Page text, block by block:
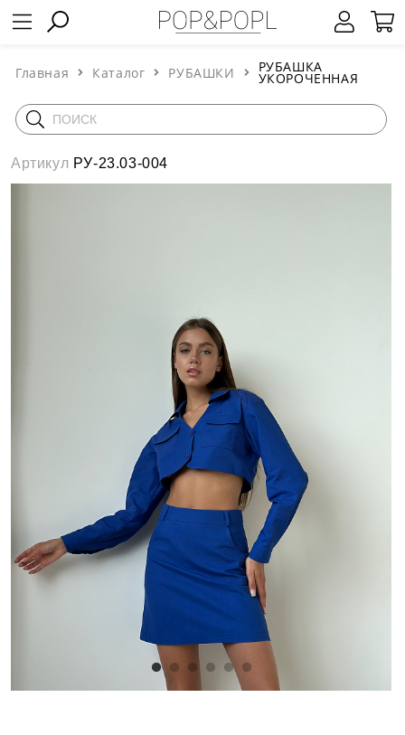
Главная Каталог РУБАШКИ РУБАШКА
УКОРОЧЕННАЯ
Артикул РУ-23.03-004